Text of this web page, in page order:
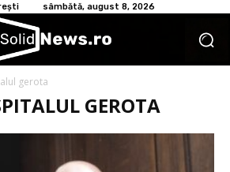
sâmbătă, august 8, 2026
gerota
GEROTA